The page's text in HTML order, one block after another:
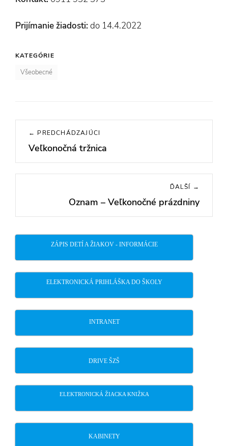
Prijímanie žiadosti: do 14.4.2022
KATEGÓRIE
Všeobecné
Navigácia
článku
← PREDCHÁDZAJÚCI
Previous
post:
Veľkonočná tržnica
ĎALŠÍ →
post:
Oznam – Veľkonočné prázdniny
ZÁPIS DETÍ A ŽIAKOV - INFORMÁCIE
ELEKTRONICKÁ PRIHLÁŠKA DO ŠKOLY
INTRANET
DRIVE ŠZŠ
ELEKTRONICKÁ ŽIACKA KNIŽKA
KABINETY